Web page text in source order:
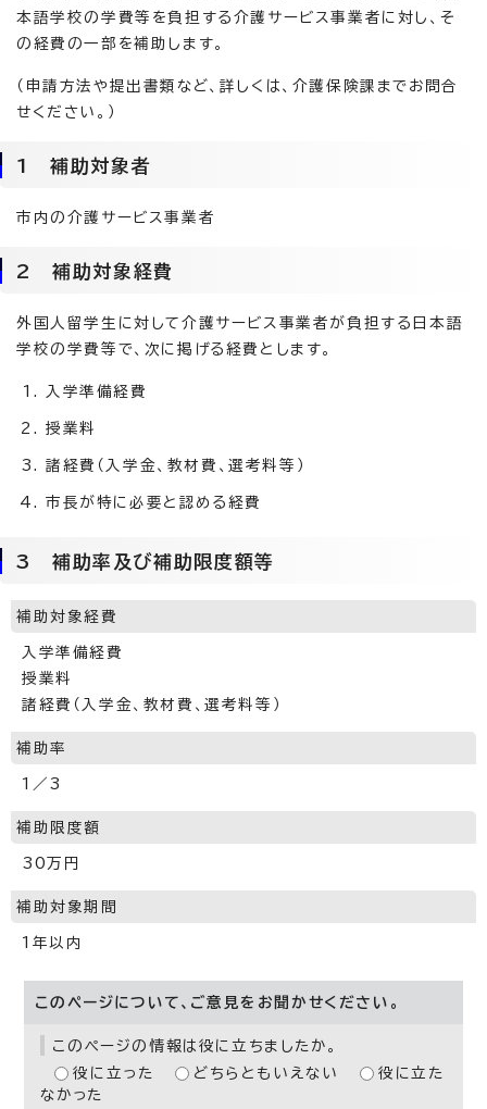
本語学校の学費等を負担する介護サービス事業者に対し、そ
の経費の一部を補助します。
（申請方法や提出書類など、詳しくは、介護保険課までお問合
せください。）
1 補助対象者
市内の介護サービス事業者
2 補助対象経費
外国人留学生に対して介護サービス事業者が負担する日本語
学校の学費等で、次に掲げる経費とします。
入学準備経費
授業料
諸経費（入学金、教材費、選考料等）
市長が特に必要と認める経費
3 補助率及び補助限度額等
補助対象経費
入学準備経費
授業料
諸経費（入学金、教材費、選考料等）
補助率
1／3
補助限度額
30万円
補助対象期間
1年以内
このページについて、ご意見をお聞かせください。
このページの情報は役に立ちましたか。
役に立った
どちらともいえない
役に立た
なかった